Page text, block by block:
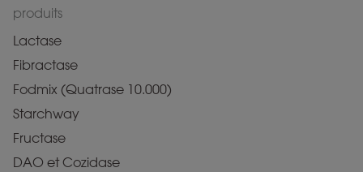
produits
Lactase
Fibractase
Fodmix (Quatrase 10.000)
Starchway
Fructase
DAO et Cozidase